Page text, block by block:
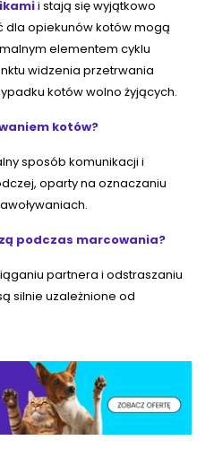
i stają się wyjątkowo
dla opiekunów kotów mogą
elementem cyklu
widzenia przetrwania
kotów wolno żyjących.
kotów?
sposób komunikacji i
oparty na oznaczaniu
podczas marcowania?
partnera i odstraszaniu
silnie uzależnione od